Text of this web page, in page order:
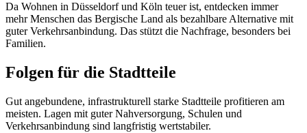
Da Wohnen in Düsseldorf und Köln teuer ist, entdecken immer
mehr Menschen das Bergische Land als bezahlbare Alternative mit
guter Verkehrsanbindung. Das stützt die Nachfrage, besonders bei
Familien.
Folgen für die Stadtteile
Gut angebundene, infrastrukturell starke Stadtteile profitieren am
meisten. Lagen mit guter Nahversorgung, Schulen und
Verkehrsanbindung sind langfristig wertstabiler.